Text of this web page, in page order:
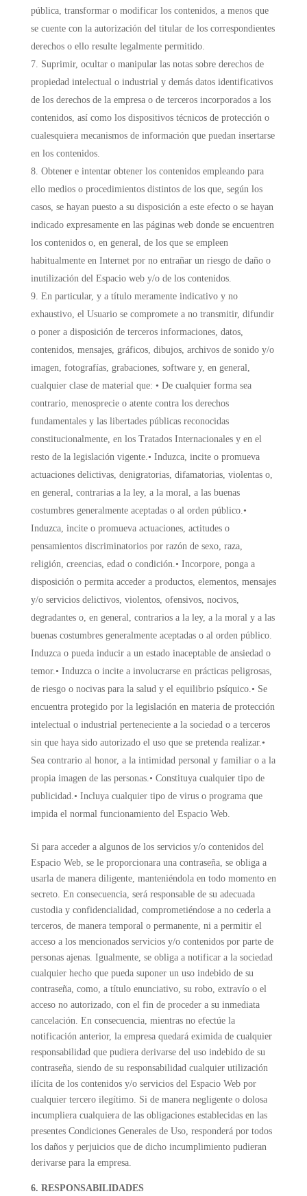
pública, transformar o modificar los contenidos, a menos que
se cuente con la autorización del titular de los correspondientes
derechos o ello resulte legalmente permitido.
Suprimir, ocultar o manipular las notas sobre derechos de
propiedad intelectual o industrial y demás datos identificativos
de los derechos de la empresa o de terceros incorporados a los
contenidos, así como los dispositivos técnicos de protección o
cualesquiera mecanismos de información que puedan insertarse
en los contenidos.
Obtener e intentar obtener los contenidos empleando para
ello medios o procedimientos distintos de los que, según los
casos, se hayan puesto a su disposición a este efecto o se hayan
indicado expresamente en las páginas web donde se encuentren
los contenidos o, en general, de los que se empleen
habitualmente en Internet por no entrañar un riesgo de daño o
inutilización del Espacio web y/o de los contenidos.
En particular, y a título meramente indicativo y no
exhaustivo, el Usuario se compromete a no transmitir, difundir
o poner a disposición de terceros informaciones, datos,
contenidos, mensajes, gráficos, dibujos, archivos de sonido y/o
imagen, fotografías, grabaciones, software y, en general,
cualquier clase de material que: • De cualquier forma sea
contrario, menosprecie o atente contra los derechos
fundamentales y las libertades públicas reconocidas
constitucionalmente, en los Tratados Internacionales y en el
resto de la legislación vigente.• Induzca, incite o promueva
actuaciones delictivas, denigratorias, difamatorias, violentas o,
en general, contrarias a la ley, a la moral, a las buenas
costumbres generalmente aceptadas o al orden público.•
Induzca, incite o promueva actuaciones, actitudes o
pensamientos discriminatorios por razón de sexo, raza,
religión, creencias, edad o condición.• Incorpore, ponga a
disposición o permita acceder a productos, elementos, mensajes
y/o servicios delictivos, violentos, ofensivos, nocivos,
degradantes o, en general, contrarios a la ley, a la moral y a las
buenas costumbres generalmente aceptadas o al orden público.
Induzca o pueda inducir a un estado inaceptable de ansiedad o
temor.• Induzca o incite a involucrarse en prácticas peligrosas,
de riesgo o nocivas para la salud y el equilibrio psíquico.• Se
encuentra protegido por la legislación en materia de protección
intelectual o industrial perteneciente a la sociedad o a terceros
sin que haya sido autorizado el uso que se pretenda realizar.•
Sea contrario al honor, a la intimidad personal y familiar o a la
propia imagen de las personas.• Constituya cualquier tipo de
publicidad.• Incluya cualquier tipo de virus o programa que
impida el normal funcionamiento del Espacio Web.
Si para acceder a algunos de los servicios y/o contenidos del
Espacio Web, se le proporcionara una contraseña, se obliga a
usarla de manera diligente, manteniéndola en todo momento en
secreto. En consecuencia, será responsable de su adecuada
custodia y confidencialidad, comprometiéndose a no cederla a
terceros, de manera temporal o permanente, ni a permitir el
acceso a los mencionados servicios y/o contenidos por parte de
personas ajenas. Igualmente, se obliga a notificar a la sociedad
cualquier hecho que pueda suponer un uso indebido de su
contraseña, como, a título enunciativo, su robo, extravío o el
acceso no autorizado, con el fin de proceder a su inmediata
cancelación. En consecuencia, mientras no efectúe la
notificación anterior, la empresa quedará eximida de cualquier
responsabilidad que pudiera derivarse del uso indebido de su
contraseña, siendo de su responsabilidad cualquier utilización
ilícita de los contenidos y/o servicios del Espacio Web por
cualquier tercero ilegítimo. Si de manera negligente o dolosa
incumpliera cualquiera de las obligaciones establecidas en las
presentes Condiciones Generales de Uso, responderá por todos
los daños y perjuicios que de dicho incumplimiento pudieran
derivarse para la empresa.
6. RESPONSABILIDADES